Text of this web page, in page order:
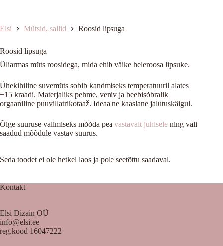
Elsi Mütsid, sallid Roosid lipsuga
Roosid lipsuga
Üliarmas müts roosidega, mida ehib väike heleroosa lipsuke.
Ühekihiline suvemüts sobib kandmiseks temperatuuril alates
+15 kraadi. Materjaliks pehme, veniv ja beebisõbralik
orgaaniline puuvillatrikotaaž. Ideaalne kaaslane jalutuskäigul.
Õige suuruse valimiseks mõõda pea vastavalt juhisele ning vali
saadud mõõdule vastav suurus.
Seda toodet ei ole hetkel laos ja pole seetõttu saadaval.
Kontakt
Elsi Dizain OÜ
info@elsi.ee
reg.kood 16047222